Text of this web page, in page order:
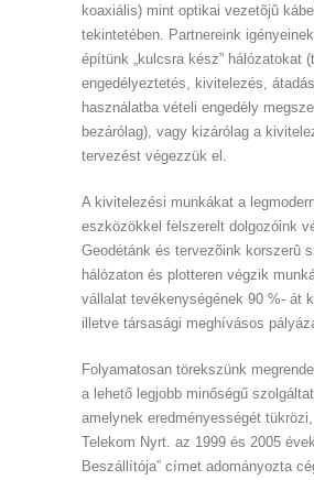
koaxiális) mint optikai vezetõjû
tekintetében. Partnereink
építünk „kulcsra kész” hálózatokat
engedélyeztetés, kivitelezés,
használatba vételi engedély
bezárólag), vagy kizárólag a
tervezést végezzük el.
A kivitelezési munkákat a
eszközökkel felszerelt dolgozóink
Geodétánk és tervezõink korszerû
hálózaton és plotteren végzik
vállalat tevékenységének 90 %- át
illetve társasági meghívásos
Folyamatosan törekszünk
a lehető legjobb minőségű
amelynek eredményességét
Telekom Nyrt. az 1999 és 2005
Beszállítója” címet adományozta